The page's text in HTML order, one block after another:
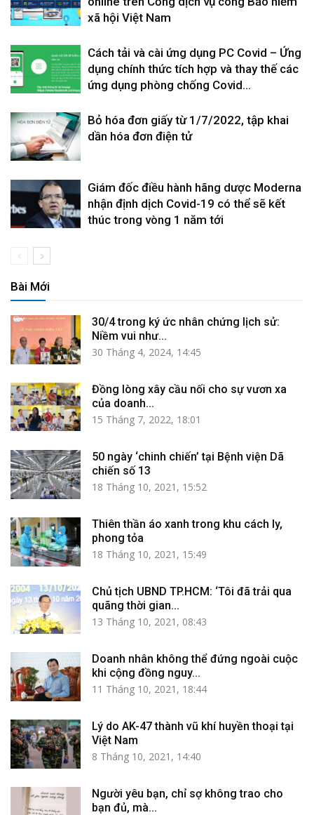
xã hội Việt Nam
Cách tải và cài ứng dụng PC Covid – Ứng
dụng chính thức tích hợp và thay thế các
ứng dụng phòng chống Covid...
Bỏ hóa đơn giấy từ 1/7/2022, tập khai
dần hóa đơn điện tử
Giám đốc điều hành hãng dược Moderna
nhận định dịch Covid-19 có thể sẽ kết
thúc trong vòng 1 năm tới
Bài Mới
30/4 trong ký ức nhân chứng lịch sử:
Niềm vui như...
30 Tháng 4, 2024, 14:45
Đồng lòng xây cầu nối cho sự vươn xa
của doanh...
15 Tháng 7, 2022, 18:01
50 ngày ‘chinh chiến’ tại Bệnh viện Dã
chiến số 13
18 Tháng 10, 2021, 15:52
Thiên thần áo xanh trong khu cách ly,
phong tỏa
18 Tháng 10, 2021, 15:49
Chủ tịch UBND TP.HCM: ‘Tôi đã trải qua
quãng thời gian...
13 Tháng 10, 2021, 08:43
Doanh nhân không thể đứng ngoài cuộc
khi cộng đồng nguy...
11 Tháng 10, 2021, 18:44
Lý do AK-47 thành vũ khí huyền thoại tại
Việt Nam
8 Tháng 10, 2021, 14:40
Người yêu bạn, chỉ sợ không trao cho
bạn đủ, mà...